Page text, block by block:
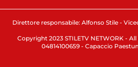
Direttore responsabile: Alfonso Stile -
Copyright 2023 STILETV NETWORK -
04814100659 - Capaccio